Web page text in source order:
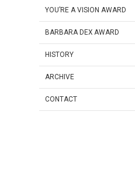
YOU’RE A VISION AWARD
BARBARA DEX AWARD
HISTORY
ARCHIVE
CONTACT